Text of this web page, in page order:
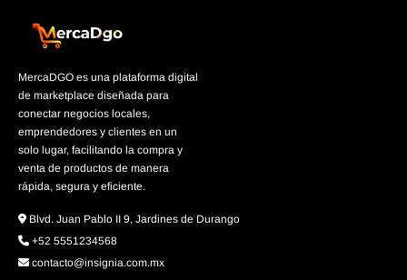
MercaDGO es una plataforma digital
de marketplace diseñada para
conectar negocios locales,
emprendedores y clientes en un
solo lugar, facilitando la compra y
venta de productos de manera
rápida, segura y eficiente.
Blvd. Juan Pablo II 9, Jardines de Durango
+52 5551234568
contacto@insignia.com.mx